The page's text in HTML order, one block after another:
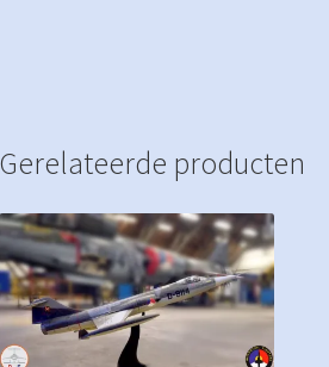
Gerelateerde producten